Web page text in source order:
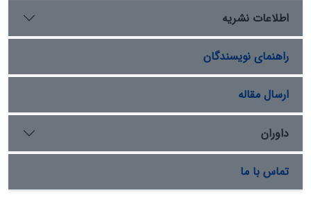
افزایش دادند. بطورکلی می¬توان گفت بز نژاد رایینی صرفاً
سرشاخه¬خوار نیست بلکه در صورت نبود گونه¬های علفی،
توانایی زیادی را برای تأمین نیازهای غذایی خود از گونه¬های
درختچه¬ای و بوته¬ای دارد. پیشنهاد می¬شود در فصولی که
علوفه کافی برای چرای دام منطقه وجود ندارد (تابستان)، می
توان در کوتاه مدت با علوفه کمکی و در دراز مدت از طریق
اصلاح مراتع و گسترش گونه¬های بومی و دارای رجحان پایدار
و بالا از قبیل Taverniera cuneifolia جهت تامین علوفه مورد
نیاز دام¬ اقدام نمود.
اطلاعات نشریه
راهنمای نویسندگان
ارسال مقاله
داوران
تماس با ما